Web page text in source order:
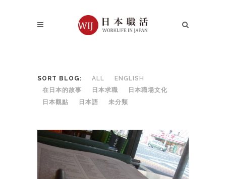
SORT BLOG: ALL
ENGLISH
在日本的故事
日本求職
日本職場文化
日本觀點
日本語 未分類